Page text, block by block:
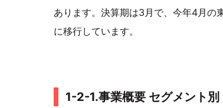
あります。決算期は3月で、今年4月の
に移行しています。
1-2-1.事業概要 セグメント別